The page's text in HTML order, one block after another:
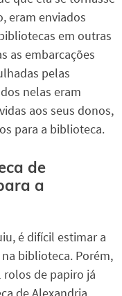
eram enviados
em outras
as embarcações
pelas
nelas eram
aos seus donos,
para a biblioteca.
de
a
é difícil estimar a
biblioteca. Porém,
rolos de papiro já